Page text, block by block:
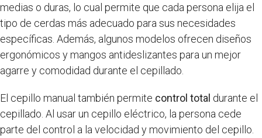
medias o duras, lo cual permite que cada persona elija el
tipo de cerdas más adecuado para sus necesidades
específicas. Además, algunos modelos ofrecen diseños
ergonómicos y mangos antideslizantes para un mejor
agarre y comodidad durante el cepillado.
El cepillo manual también permite control total durante el
cepillado. Al usar un cepillo eléctrico, la persona cede
parte del control a la velocidad y movimiento del cepillo.